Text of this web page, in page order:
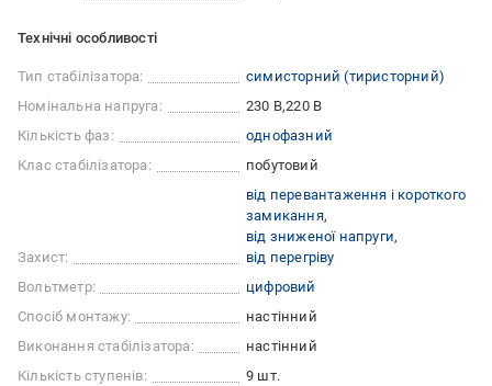
Технічні особливості
Тип стабілізатора:
симисторний (тиристорний)
Номінальна напруга:
230 В 220 В
Кількість фаз:
однофазний
Клас стабілізатора:
побутовий
Захист:
від перевантаження і короткого
замикання
від зниженої напруги
від перегріву
Вольтметр:
цифровий
Спосіб монтажу:
настінний
Виконання стабілізатора:
настінний
Кількість ступенів:
9 шт.